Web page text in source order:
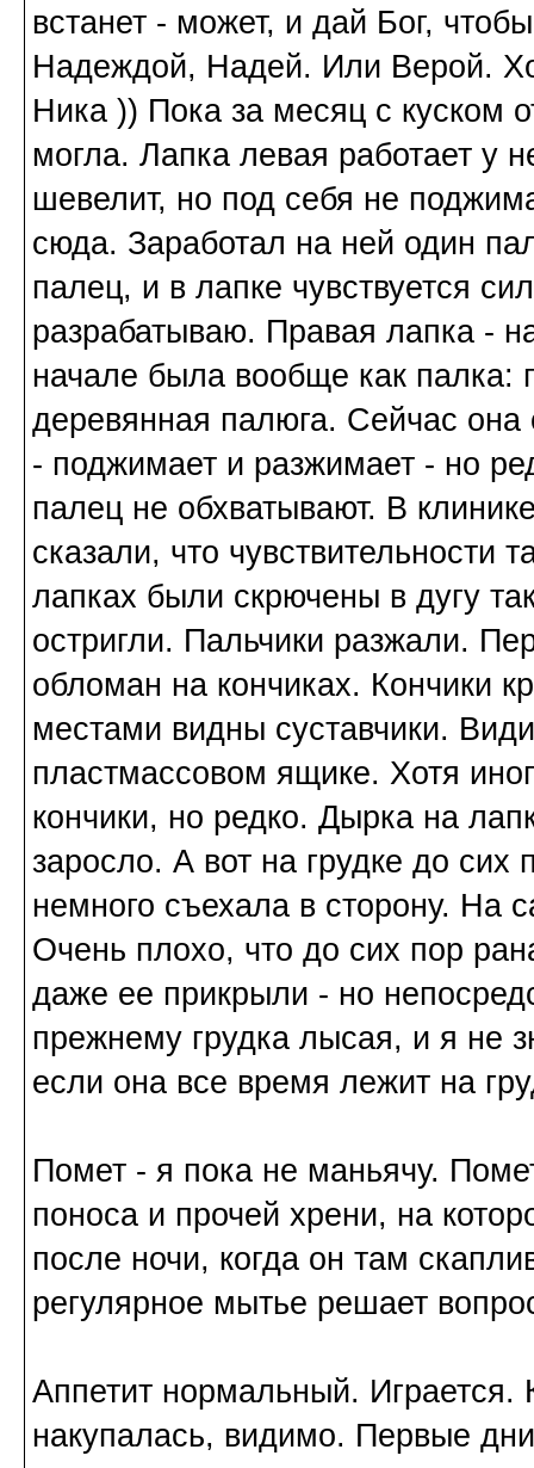
встанет - может, и дай Бог,
Надеждой, Надей. Или Верой.
Ника )) Пока за месяц с куском
могла. Лапка левая работает у
шевелит, но под себя не
сюда. Заработал на ней один
палец, и в лапке чувствуется
разрабатываю. Правая лапка -
начале была вообще как палка:
деревянная палюга. Сейчас
- поджимает и разжимает - но
палец не обхватывают. В
сказали, что чувствительности
лапках были скрючены в дугу
остригли. Пальчики разжали.
обломан на кончиках. Кончики
местами видны суставчики.
пластмассовом ящике. Хотя
кончики, но редко. Дырка на
заросло. А вот на грудке до
немного съехала в сторону. На
Очень плохо, что до сих пор
даже ее прикрыли - но
прежнему грудка лысая, и я не
если она все время лежит на
Помет - я пока не маньячу.
поноса и прочей хрени, на
после ночи, когда он там
регулярное мытье решает
Аппетит нормальный. Играется.
накупалась, видимо. Первые